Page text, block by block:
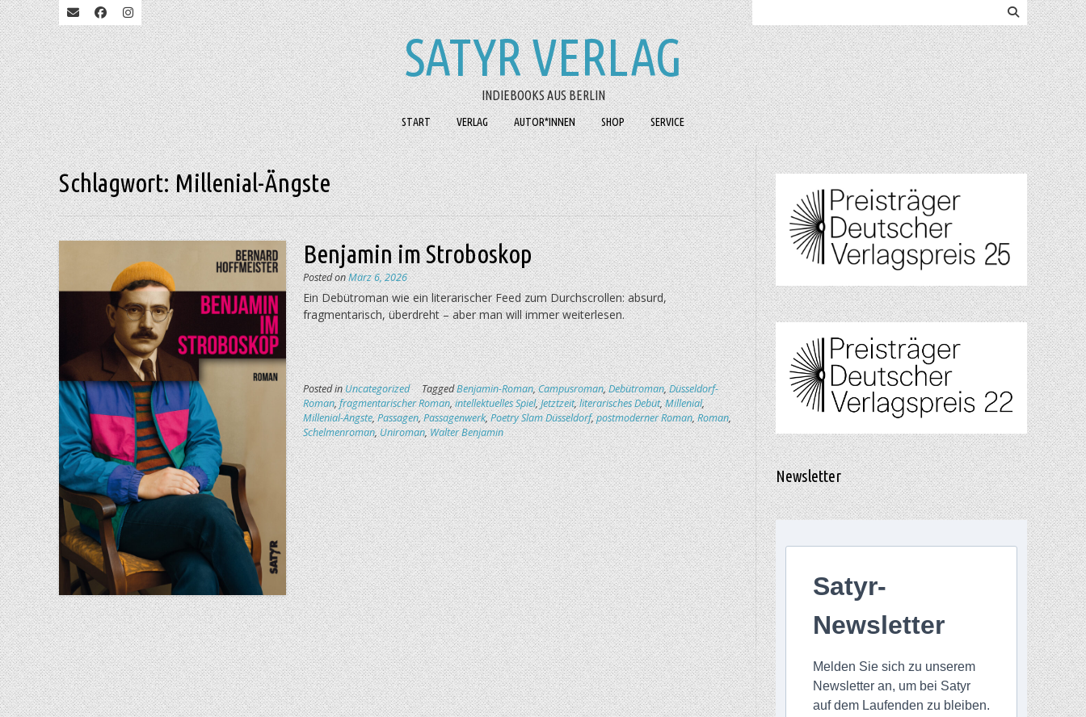
SATYR VERLAG
INDIEBOOKS AUS BERLIN
START VERLAG AUTOR*INNEN SHOP SERVICE
Schlagwort:Millenial-Ängste
Benjamin im Stroboskop
Posted onMärz 6, 2026
Ein Debütroman wie ein literarischer Feed zum Durchscrollen: absurd,
fragmentarisch, überdreht – aber man will immer weiterlesen.
Posted inUncategorized TaggedBenjamin-Roman,Campusroman,Debütroman,Düsseldorf-
Roman,fragmentarischer Roman,intellektuelles Spiel,Jetztzeit,literarisches Debüt,Millenial,
Millenial-Ängste,Passagen,Passagenwerk,Poetry Slam Düsseldorf,postmoderner Roman,Roman,
Schelmenroman,Uniroman,Walter Benjamin
Newsletter
Satyr-
Newsletter
Melden Sie sich zu unserem
Newsletter an, um bei Satyr
auf dem Laufenden zu bleiben.